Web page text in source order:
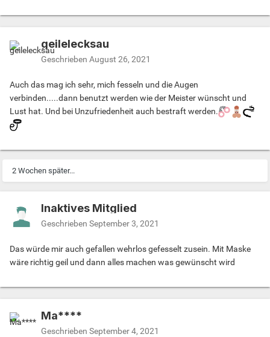
geilelecksau
Geschrieben August 26, 2021
Auch das mag ich sehr, mich fesseln und die Augen
verbinden.....dann benutzt werden wie der Meister wünscht und
Lust hat. Und bei Unzufriedenheit auch bestraft werden.
2 Wochen später...
Inaktives Mitglied
Geschrieben September 3, 2021
Das würde mir auch gefallen wehrlos gefesselt zusein. Mit Maske
wäre richtig geil und dann alles machen was gewünscht wird
Ma****
Geschrieben September 4, 2021